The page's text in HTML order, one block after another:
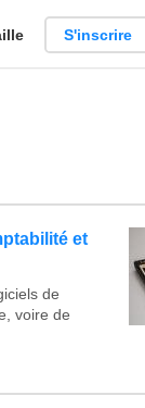
S'inscrire
et
de
voire de